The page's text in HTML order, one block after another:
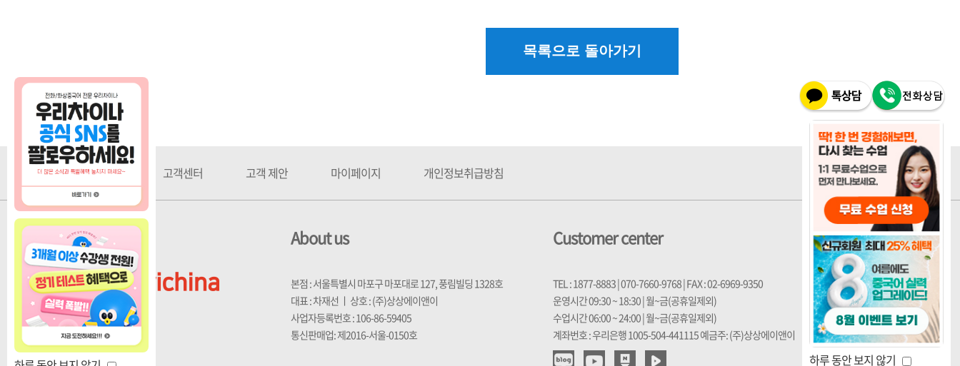
하루 동안 보지 않기
회사소개 고객센터 고객 제안 마이페이지 개인정보취급방침
About us
본점 : 서울특별시 마포구 마포대로 127, 풍림빌딩 1328호
대표 : 차재선 ㅣ 상호 : (주)상상에이앤이
사업자등록번호 : 106-86-59405
통신판매업: 제2016-서울-0150호
Customer center
TEL : 1877-8883 | 070-7660-9768 | FAX : 02-6969-9350
운영시간 09:30 ~ 18:30 | 월~금(공휴일제외)
수업시간 06:00 ~ 24:00 | 월~금(공휴일제외)
계좌번호 : 우리은행 1005-504-441115 예금주: (주)상상에이앤이